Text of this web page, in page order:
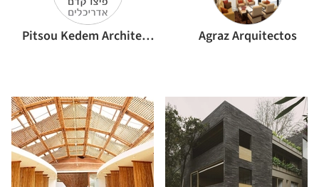
Pitsou Kedem Architects Agraz Arquitectos